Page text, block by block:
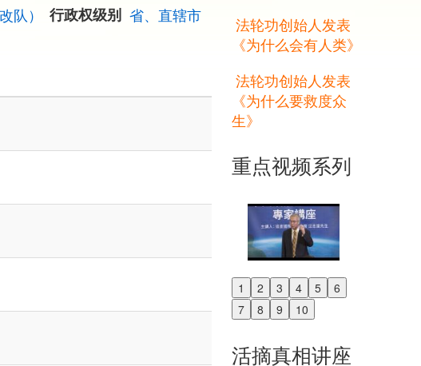
队） 行政权级别 省、直辖市
法轮功创始人发表
《为什么会有人类》
法轮功创始人发表
《为什么要救度众
生》
重点视频系列
1 2 3 4 5
6
7
8 9 10
Previous
Next
活摘真相讲座